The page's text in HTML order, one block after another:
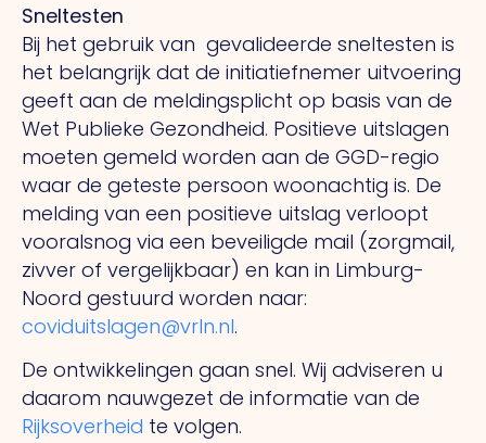
Sneltesten
Bij het gebruik van gevalideerde sneltesten is
het belangrijk dat de initiatiefnemer uitvoering
geeft aan de meldingsplicht op basis van de
Wet Publieke Gezondheid. Positieve uitslagen
moeten gemeld worden aan de GGD-regio
waar de geteste persoon woonachtig is. De
melding van een positieve uitslag verloopt
vooralsnog via een beveiligde mail (zorgmail,
zivver of vergelijkbaar) en kan in Limburg-
Noord gestuurd worden naar:
coviduitslagen@vrln.nl.
De ontwikkelingen gaan snel. Wij adviseren u
daarom nauwgezet de informatie van de
Rijksoverheid te volgen.